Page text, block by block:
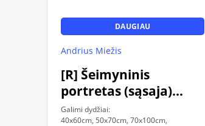
DAUGIAU
Andrius Miežis
[R] Šeimyninis
portretas (sąsaja)
(2024)
Galimi dydžiai:
40x60cm, 50x70cm, 70x100cm,